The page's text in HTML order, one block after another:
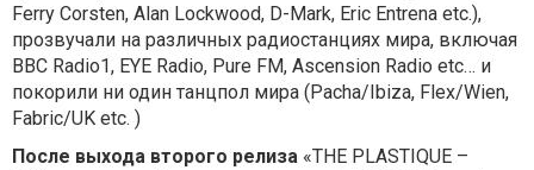
Ferry Corsten, Alan Lockwood, D-Mark, Eric Entrena etc.),
прозвучали на различных радиостанциях мира, включая
BBC Radio1, EYE Radio, Pure FM, Ascension Radio etc… и
покорили ни один танцпол мира (Pacha/Ibiza, Flex/Wien,
Fabric/UK etc. )
После выхода второго релиза «THE PLASTIQUE –